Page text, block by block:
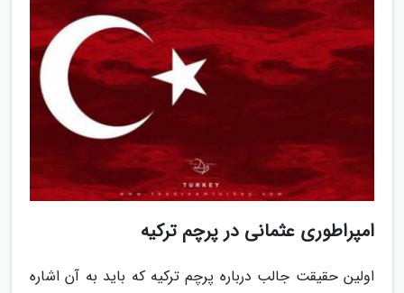
امپراطوری عثمانی در پرچم ترکیه
اولین حقیقت جالب درباره پرچم ترکیه که باید به آن اشاره